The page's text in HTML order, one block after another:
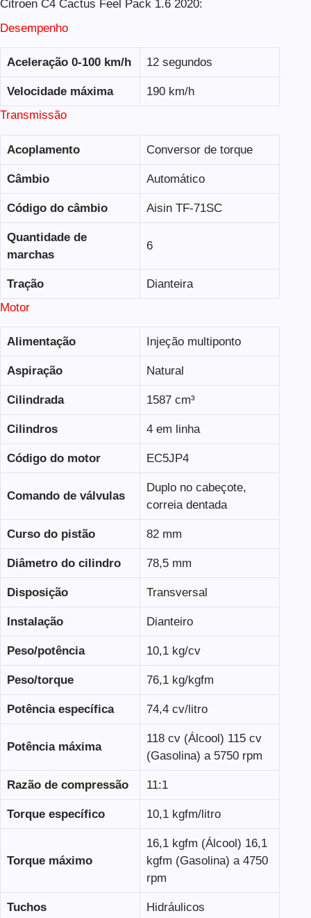
Citroen C4 Cactus Feel Pack 1.6 2020:
Desempenho
Aceleração 0-100 km/h 12 segundos
Velocidade máxima
190 km/h
Transmissão
Acoplamento Conversor de torque
Câmbio Automático
Código do câmbio Aisin TF-71SC
Quantidade de
marchas
6
Tração
Dianteira
Motor
Alimentação Injeção multiponto
Aspiração Natural
Cilindrada 1587 cm³
Cilindros 4 em linha
Código do motor EC5JP4
Comando de válvulas
Duplo no cabeçote,
correia dentada
Curso do pistão 82 mm
Diâmetro do cilindro 78,5 mm
Disposição Transversal
Instalação Dianteiro
Peso/potência 10,1 kg/cv
Peso/torque 76,1 kg/kgfm
Potência específica 74,4 cv/litro
Potência máxima
118 cv (Álcool) 115 cv
(Gasolina) a 5750 rpm
Razão de compressão 11:1
Torque específico 10,1 kgfm/litro
Torque máximo
16,1 kgfm (Álcool) 16,1
kgfm (Gasolina) a 4750
rpm
Tuchos Hidráulicos